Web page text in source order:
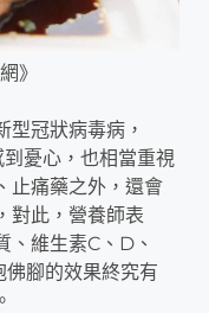
》
型冠狀病毒病，
憂心，也相當重視
止痛藥之外，還會
對此，營養師表
、維生素C、D、
腳的效果終究有